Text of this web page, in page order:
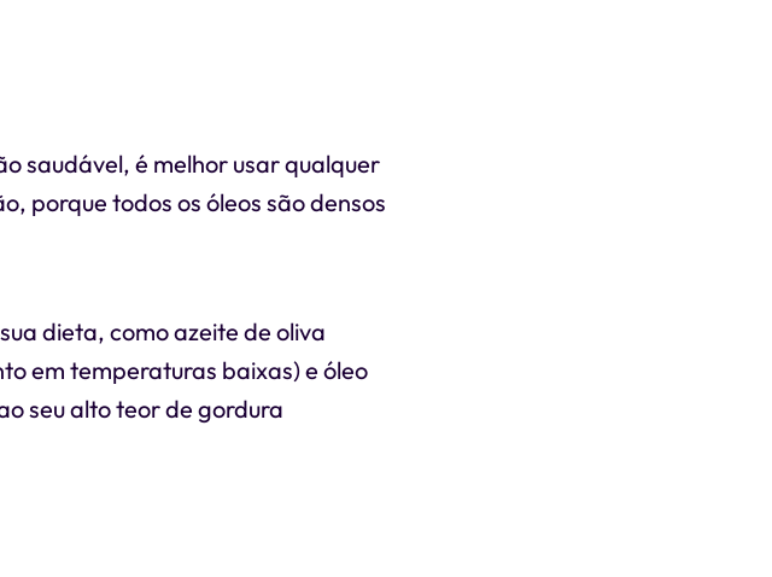
saudável, é melhor usar qualquer
porque todos os óleos são densos
dieta, como azeite de oliva
em temperaturas baixas) e óleo
seu alto teor de gordura